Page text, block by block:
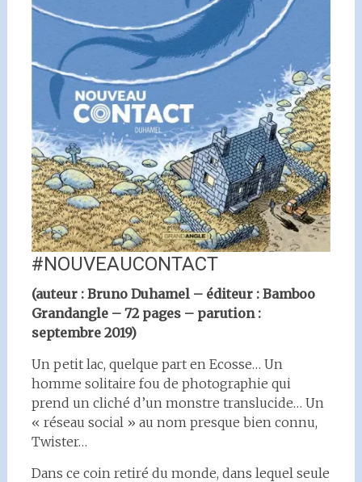
#NOUVEAUCONTACT
(auteur : Bruno Duhamel – éditeur : Bamboo
Grandangle – 72 pages – parution :
septembre 2019)
Un petit lac, quelque part en Ecosse… Un
homme solitaire fou de photographie qui
prend un cliché d’un monstre translucide… Un
« réseau social » au nom presque bien connu,
Twister…
Dans ce coin retiré du monde, dans lequel seule